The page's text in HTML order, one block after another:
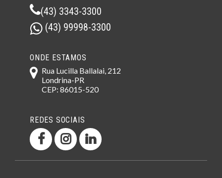
(43) 3343-3300
(43) 99998-3300
ONDE ESTAMOS
Rua Lucilla Ballalai, 212
Londrina-PR
CEP: 86015-520
REDES SOCIAIS